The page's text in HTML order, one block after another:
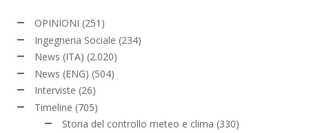
OPINIONI (251)
Ingegneria Sociale (234)
News (ITA) (2.020)
News (ENG) (504)
Interviste (26)
Timeline (705)
Storia del controllo meteo e clima (330)